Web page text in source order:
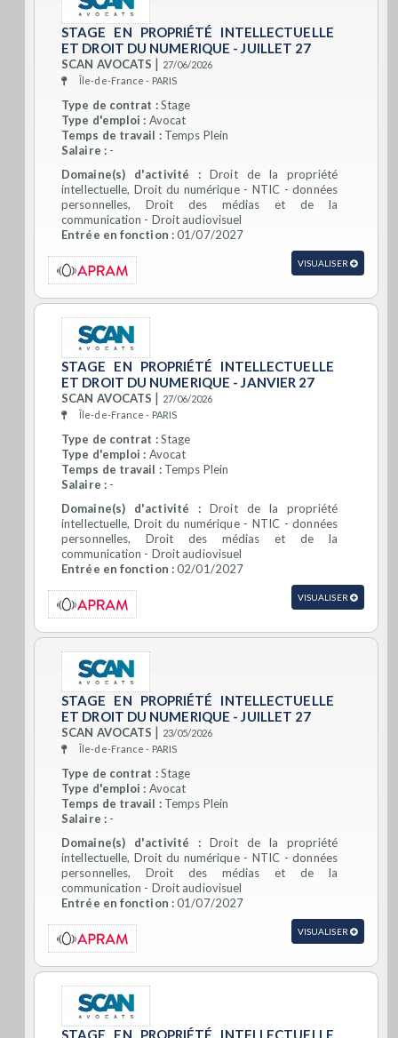
STAGE EN PROPRIÉTÉ INTELLECTUELLE
ET DROIT DU NUMERIQUE - JUILLET 27
SCAN AVOCATS | 27/06/2026
Île-de-France - PARIS
Type de contrat :Stage
Type d'emploi : Avocat
Temps de travail :Temps Plein
Salaire :-
Domaine(s) d'activité : Droit de la propriété
intellectuelle, Droit du numérique - NTIC - données
personnelles, Droit des médias et de la
communication - Droit audiovisuel
Entrée en fonction :01/07/2027
VISUALISER
STAGE EN PROPRIÉTÉ INTELLECTUELLE
ET DROIT DU NUMERIQUE - JANVIER 27
SCAN AVOCATS | 27/06/2026
Île-de-France - PARIS
Type de contrat :Stage
Type d'emploi : Avocat
Temps de travail :Temps Plein
Salaire :-
Domaine(s) d'activité : Droit de la propriété
intellectuelle, Droit du numérique - NTIC - données
personnelles, Droit des médias et de la
communication - Droit audiovisuel
Entrée en fonction :02/01/2027
VISUALISER
STAGE EN PROPRIÉTÉ INTELLECTUELLE
ET DROIT DU NUMERIQUE - JUILLET 27
SCAN AVOCATS | 23/05/2026
Île-de-France - PARIS
Type de contrat :Stage
Type d'emploi : Avocat
Temps de travail :Temps Plein
Salaire :-
Domaine(s) d'activité : Droit de la propriété
intellectuelle, Droit du numérique - NTIC - données
personnelles, Droit des médias et de la
communication - Droit audiovisuel
Entrée en fonction :01/07/2027
VISUALISER
STAGE EN PROPRIÉTÉ INTELLECTUELLE